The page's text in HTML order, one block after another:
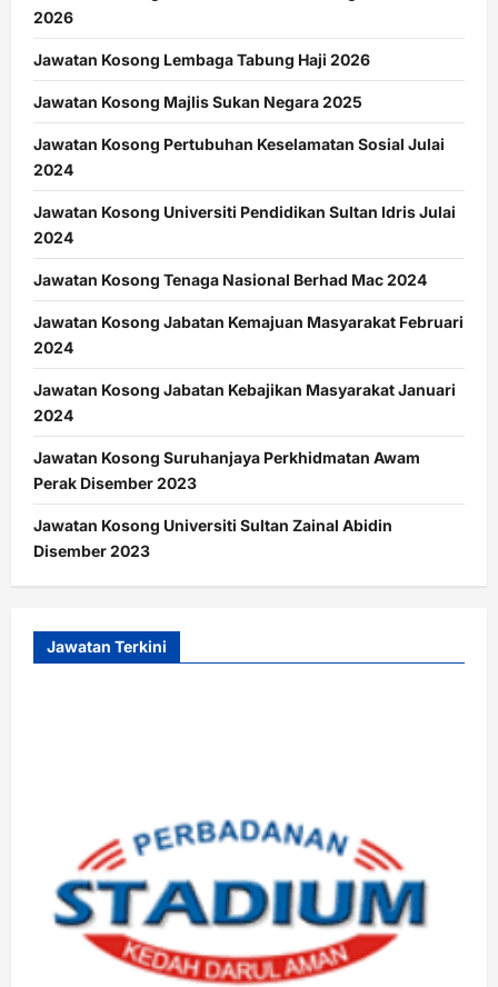
2026
Jawatan Kosong Lembaga Tabung Haji 2026
Jawatan Kosong Majlis Sukan Negara 2025
Jawatan Kosong Pertubuhan Keselamatan Sosial Julai
2024
Jawatan Kosong Universiti Pendidikan Sultan Idris Julai
2024
Jawatan Kosong Tenaga Nasional Berhad Mac 2024
Jawatan Kosong Jabatan Kemajuan Masyarakat Februari
2024
Jawatan Kosong Jabatan Kebajikan Masyarakat Januari
2024
Jawatan Kosong Suruhanjaya Perkhidmatan Awam
Perak Disember 2023
Jawatan Kosong Universiti Sultan Zainal Abidin
Disember 2023
Jawatan Terkini